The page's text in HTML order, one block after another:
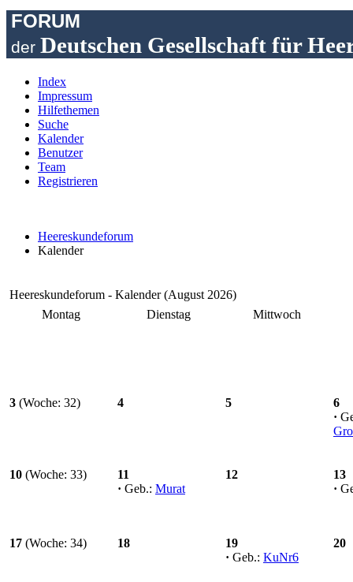
FORUM
der Deutschen Gesellschaft für
Index
Impressum
Hilfethemen
Suche
Kalender
Benutzer
Team
Registrieren
Heereskundeforum
Kalender
Heereskundeforum - Kalender (August 2026)
Montag
Dienstag Mittwoch
3 (Woche: 32) 4 5
6
·
10 (Woche: 33)
11
· Geb.: Murat
12
13
·
17 (Woche: 34) 18
19
· Geb.: KuNr6
20